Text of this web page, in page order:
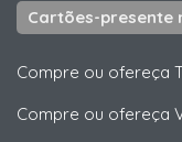
Cartões-presente
Compre ou ofereça
Compre ou ofereça